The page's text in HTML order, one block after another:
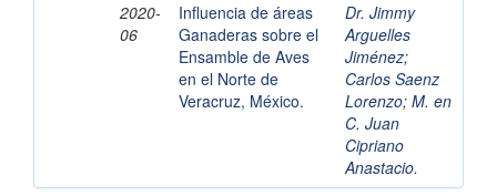
2020-
06
Influencia de áreas
Ganaderas sobre el
Ensamble de Aves
en el Norte de
Veracruz, México.
Dr. Jimmy
Arguelles
Jiménez;
Carlos Saenz
Lorenzo; M. en
C. Juan
Cipriano
Anastacio.